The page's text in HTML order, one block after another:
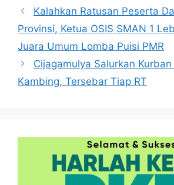
Kalahkan Ratusan Peserta
Provinsi, Ketua OSIS SMAN 1
Juara Umum Lomba Puisi PMR
Cijagamulya Salurkan
Kambing, Tersebar Tiap RT